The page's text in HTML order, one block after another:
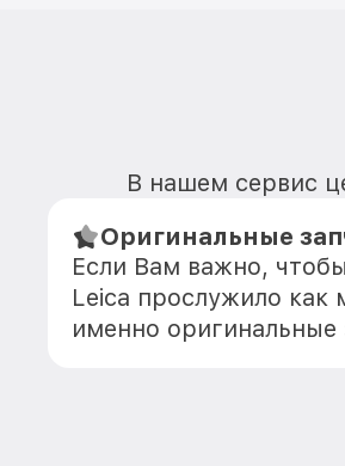
В нашем сервис
Оригинальные
Если Вам важно,
Leica прослужило
именно оригинальные